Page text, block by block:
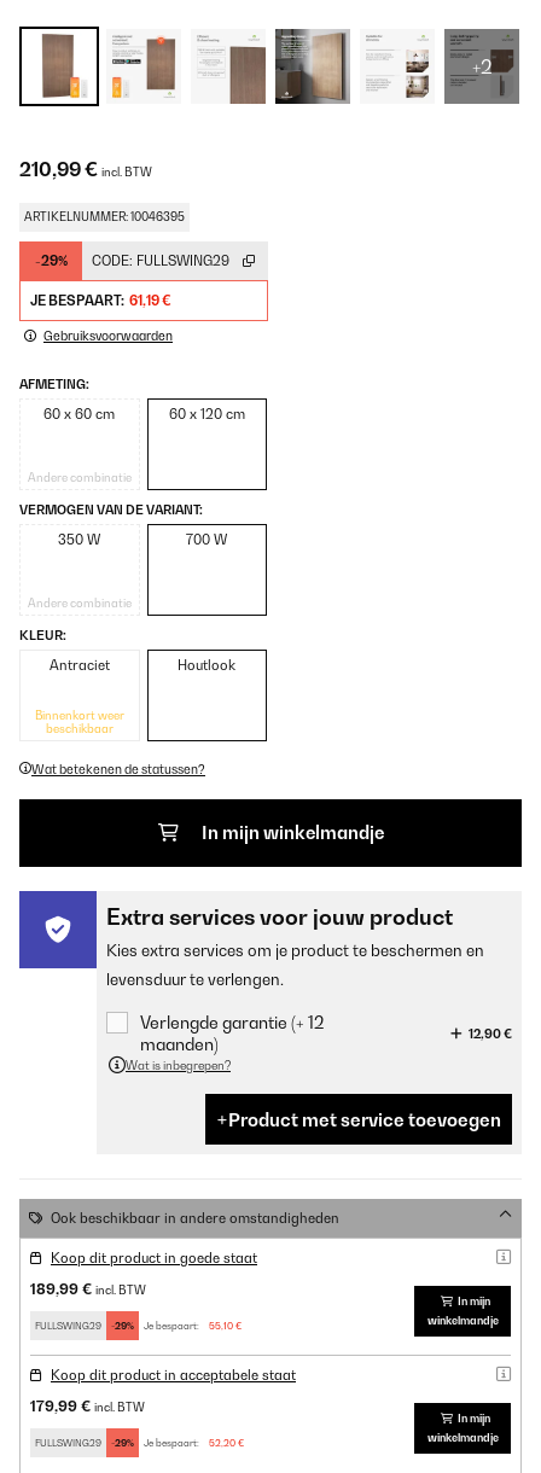
+2
210,99 € incl. BTW
ARTIKELNUMMER: 10046395
-29% CODE: FULLSWING29
JE BESPAART: 61,19 €
Gebruiksvoorwaarden
AFMETING:
60 x 60 cm
Andere combinatie
60 x 120 cm
VERMOGEN VAN DE VARIANT:
350 W
Andere combinatie
700 W
KLEUR:
Antraciet
Binnenkort weer
beschikbaar
Houtlook
Wat betekenen de statussen?
In mijn winkelmandje
Extra services voor jouw product
Kies extra services om je product te beschermen en
levensduur te verlengen.
Verlengde garantie (+ 12
maanden)
12,90 €
Wat is inbegrepen?
Product met service toevoegen
Ook beschikbaar in andere omstandigheden
Koop dit product in goede staat
189,99 € incl. BTW
FULLSWING29 -29% Je bespaart: 55,10 €
In mijn
winkelmandje
Koop dit product in acceptabele staat
179,99 € incl. BTW
FULLSWING29 -29% Je bespaart: 52,20 €
In mijn
winkelmandje